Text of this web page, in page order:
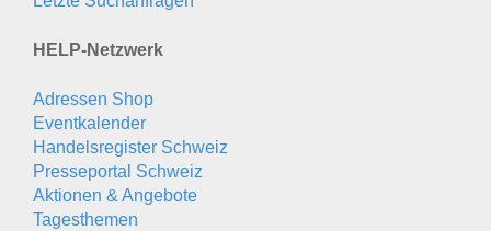
HELP-Netzwerk
Adressen Shop
Eventkalender
Handelsregister Schweiz
Presseportal Schweiz
Aktionen & Angebote
Tagesthemen